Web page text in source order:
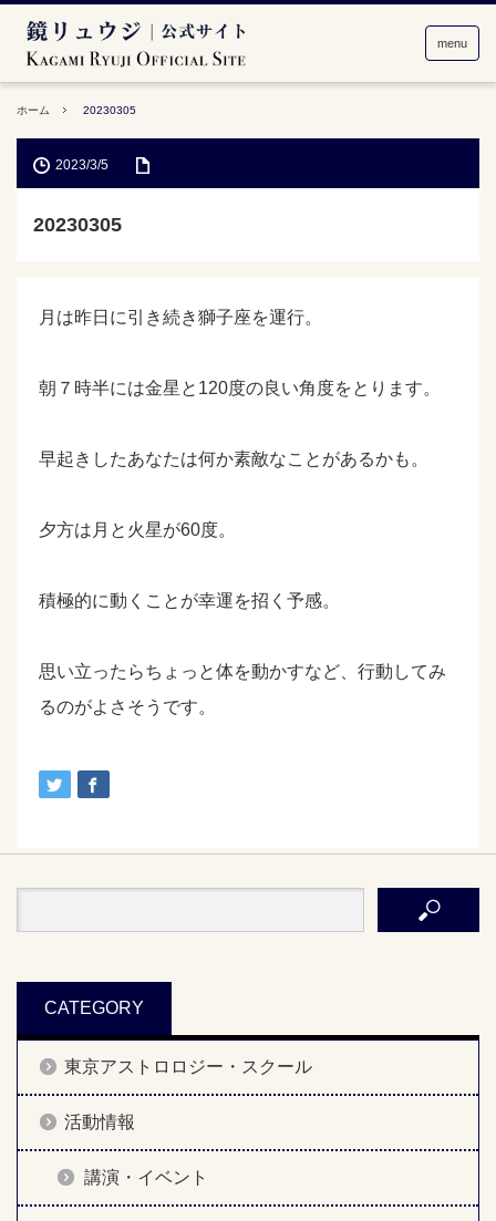
menu
ホーム 20230305
2023/3/5
20230305
月は昨日に引き続き獅子座を運行。
朝７時半には金星と120度の良い角度をとります。
早起きしたあなたは何か素敵なことがあるかも。
夕方は月と火星が60度。
積極的に動くことが幸運を招く予感。
思い立ったらちょっと体を動かすなど、行動してみ
るのがよさそうです。
CATEGORY
東京アストロロジー・スクール
活動情報
講演・イベント